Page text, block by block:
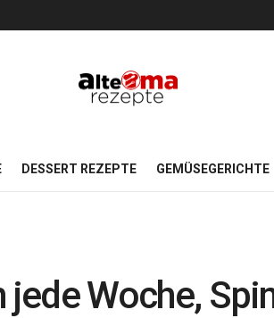
DESSERT REZEPTE GEMÜSEGERICHTE
jede Woche,